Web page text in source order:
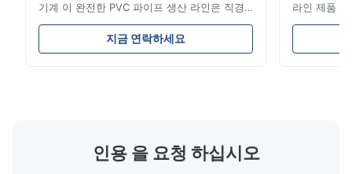
기계 이 완전한 PVC 파이프 생산 라인은 직경
16mm에서 800mm까지 고품질 PVC/UPVC 파
이프를 제조합니다. 이 시스템은 다양한 직경과
벽 두께 사양의 전기 전선관, 급수관 및 건설 배
지금 연락하세요
라인 제품
적으로 연료
기계적 강도
인용 을 요청 하십시오